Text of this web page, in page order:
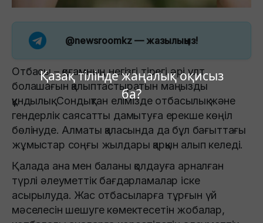
Қазақ тілінде жаңалық оқисыз
ба?
@newsroomkz — жазылыңыз!
Отбасы – қоғамның негізгі тірегі әрі ұлт
болашағын қалыптастыратын маңызды
құндылық. Сондықтан елімізде отбасылық және
гендерлік саясатты дамытуға ерекше көңіл
бөлінуде. Алматы қаласында да бұл бағыттағы
жұмыстар соңғы жылдары қарқын алып келеді.
Қалада ана мен баланы қолдауға арналған
түрлі әлеуметтік бағдарламалар іске
асырылуда. Жас отбасыларға тұрғын үй
мәселесін шешуге көмектесетін жобалар,